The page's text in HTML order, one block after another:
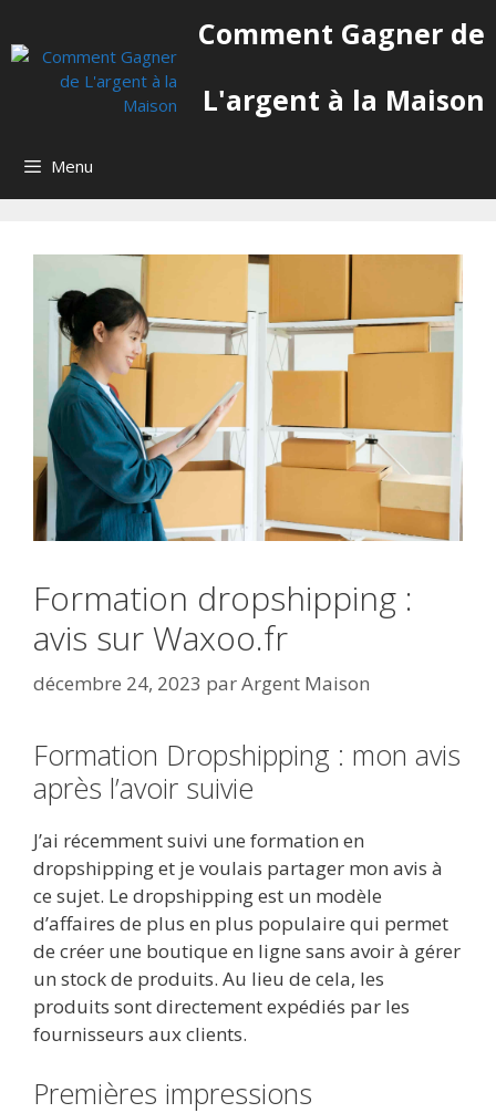
au
contenu
Comment Gagner de
L'argent à la Maison
Menu
Formation dropshipping :
avis sur Waxoo.fr
décembre 24, 2023 parArgent Maison
Formation Dropshipping : mon avis
après l’avoir suivie
J’ai récemment suivi une formation en
dropshipping et je voulais partager mon avis à
ce sujet. Le dropshipping est un modèle
d’affaires de plus en plus populaire qui permet
de créer une boutique en ligne sans avoir à gérer
un stock de produits. Au lieu de cela, les
produits sont directement expédiés par les
fournisseurs aux clients.
Premières impressions